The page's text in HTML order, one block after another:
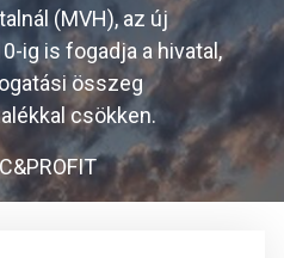
(MVH), az új
ig is fogadja a hivatal,
összeg
csökken.